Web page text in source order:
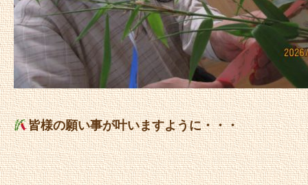
皆様の願い事が叶いますように・・・